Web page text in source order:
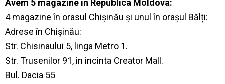
Avem 5 magazine în Republica Moldova:
4 magazine în orasul Chișinău și unul în orașul Bălți:
Adrese în Chișinău:
Str. Chisinaului 5, linga Metro 1.
Str. Trusenilor 91, in incinta Creator Mall.
Bul. Dacia 55